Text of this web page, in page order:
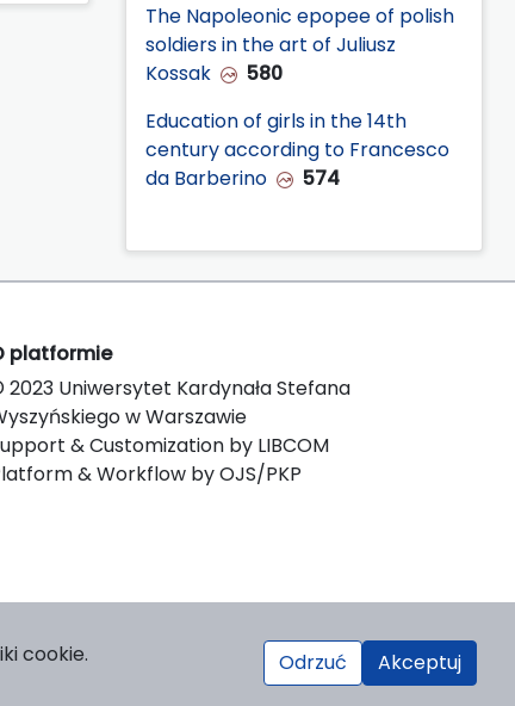
The Napoleonic epopee of polish
soldiers in the art of Juliusz
Kossak
580
Education of girls in the 14th
century according to Francesco
da Barberino
574
platformie
2023 Uniwersytet Kardynała Stefana
w Warszawie
& Customization by LIBCOM
& Workflow by OJS/PKP
cookie. Odrzuć Akceptuj